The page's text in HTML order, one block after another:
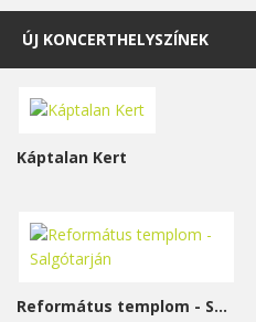
ÚJ KONCERTHELYSZÍNEK
Káptalan Kert
Református templom - Salgótarján